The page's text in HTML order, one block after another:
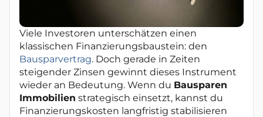
Viele Investoren unterschätzen einen
klassischen Finanzierungsbaustein: den
Bausparvertrag. Doch gerade in Zeiten
steigender Zinsen gewinnt dieses Instrument
wieder an Bedeutung. Wenn du Bausparen
Immobilien strategisch einsetzt, kannst du
Finanzierungskosten langfristig stabilisieren